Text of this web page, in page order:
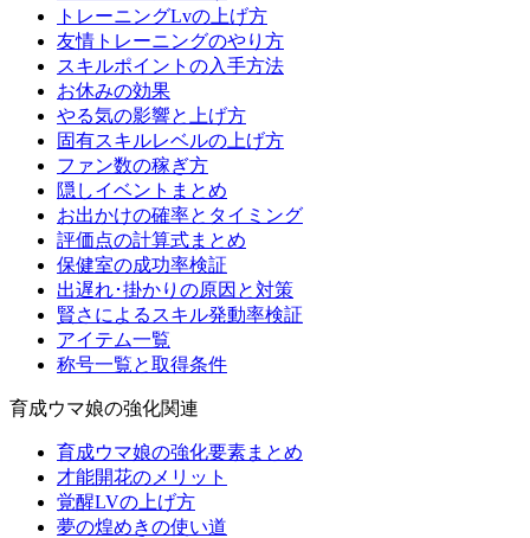
トレーニングLvの上げ方
友情トレーニングのやり方
スキルポイントの入手方法
お休みの効果
やる気の影響と上げ方
固有スキルレベルの上げ方
ファン数の稼ぎ方
隠しイベントまとめ
お出かけの確率とタイミング
評価点の計算式まとめ
保健室の成功率検証
出遅れ･掛かりの原因と対策
賢さによるスキル発動率検証
アイテム一覧
称号一覧と取得条件
育成ウマ娘の強化関連
育成ウマ娘の強化要素まとめ
才能開花のメリット
覚醒LVの上げ方
夢の煌めきの使い道